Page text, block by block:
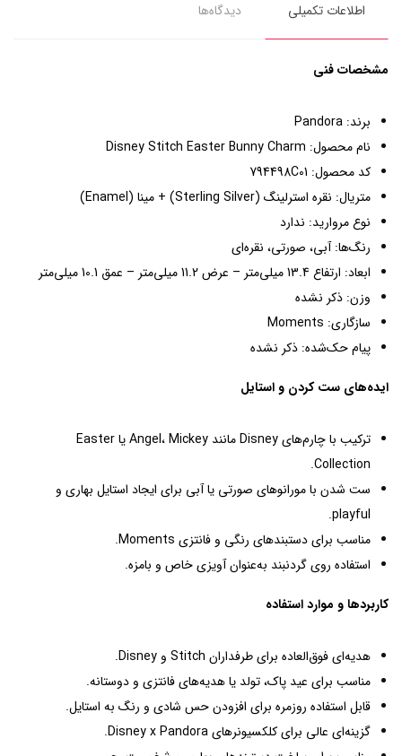
اطلاعات تکمیلی دیدگاه‌ها
مشخصات فنی
برند: Pandora
نام محصول: Disney Stitch Easter Bunny Charm
کد محصول: 794498C01
متریال: نقره استرلینگ (Sterling Silver) + مینا (Enamel)
نوع مروارید: ندارد
رنگ‌ها: آبی، صورتی، نقره‌ای
ابعاد: ارتفاع 13.4 میلی‌متر – عرض 11.2 میلی‌متر – عمق 10.1 میلی‌متر
وزن: ذکر نشده
سازگاری: Moments
پیام حک‌شده: ذکر نشده
ایده‌های ست کردن و استایل
ترکیب با چارم‌های Disney مانند Angel، Mickey یا Easter
Collection.
ست شدن با مورانوهای صورتی یا آبی برای ایجاد استایل بهاری و
playful.
مناسب برای دستبندهای رنگی و فانتزی Moments.
استفاده روی گردنبند به‌عنوان آویزی خاص و بامزه.
کاربردها و موارد استفاده
هدیه‌ای فوق‌العاده برای طرفداران Stitch و Disney.
مناسب برای عید پاک، تولد یا هدیه‌های فانتزی و دوستانه.
قابل استفاده روزمره برای افزودن حس شادی و رنگ به استایل.
گزینه‌ای عالی برای کلکسیونرهای Disney x Pandora.